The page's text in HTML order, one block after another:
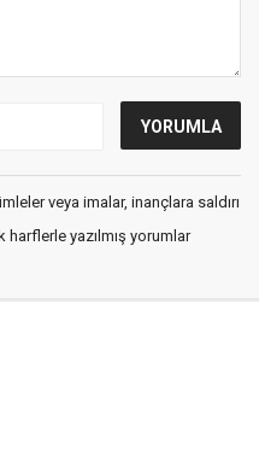
veya imalar, inançlara saldırı
harflerle yazılmış yorumlar